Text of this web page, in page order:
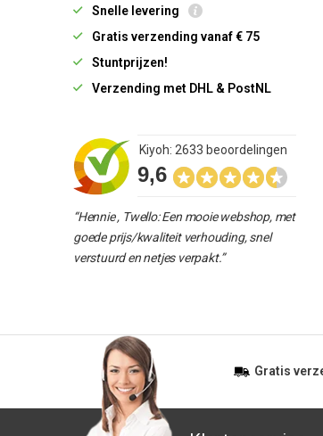
Snelle levering
Gratis verzending vanaf € 75
Stuntprijzen!
Verzending met DHL & PostNL
9,6
Kiyoh: 2633 beoordelingen
“Hennie , Twello: Een mooie webshop, met
goede prijs/kwaliteit verhouding, snel
verstuurd en netjes verpakt.”
Gratis